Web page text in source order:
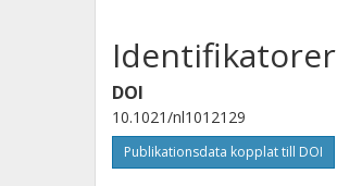
Identifikatorer
DOI
10.1021/nl1012129
Publikationsdata kopplat till DOI